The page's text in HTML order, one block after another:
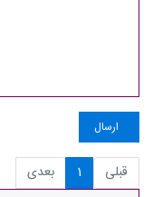
ارسال
قبلی 1
بعدی